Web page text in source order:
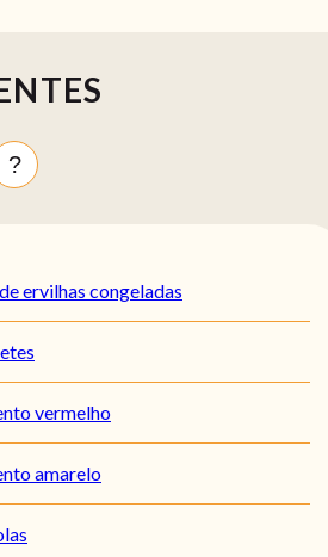
?
de ervilhas congeladas
vermelho
amarelo